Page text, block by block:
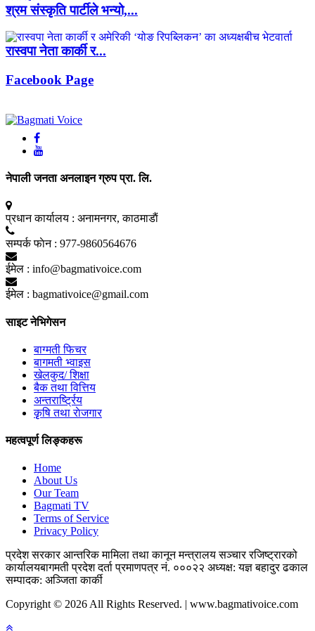
श्रम संस्कृति पार्टीले भन्यो,...
रास्वपा नेता कार्की र...
Facebook Page
नेपाली जनता अनलाइन ग्रुप प्रा. लि.
प्रधान कार्यालय : अनामनगर, काठमाडाैं
सम्पर्क फाेन : 977-9860564676
ईमेल : info@bagmativoice.com
ईमेल : bagmativoice@gmail.com
साइट नेभिगेसन
बाग्मती फिचर
बागमती भ्वाइस
खेलकुद/ शिक्षा
बैक तथा वित्तिय
अन्तरार्ष्ट्रिय
कृृषि तथा राेजगार
महत्वपूर्ण लिङ्कहरू
Home
About Us
Our Team
Bagmati TV
Terms of Service
Privacy Policy
प्रदेश सरकारआन्तरिक मामिला तथा कानून मन्त्रालयसञ्चार रजिष्ट्रारको
कार्यालयबागमती प्रदेशदर्ता प्रमाणपत्र नं. ०००२२ अध्यक्ष: यज्ञ बहादुर ढकाल
सम्पादक: अञ्जिता कार्की
Copyright © 2026 All Rights Reserved. | www.bagmativoice.com